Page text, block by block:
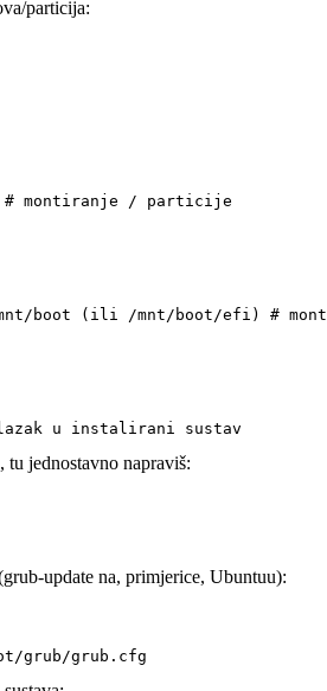
particija:
/mnt/boot (ili /mnt/boot/efi) #
u instalirani sustav
tu jednostavno napraviš:
update na, primjerice, Ubuntuu):
grub/grub.cfg